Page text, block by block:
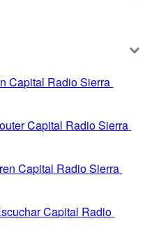
Capital Radio Sierra
Capital Radio Sierra
Capital Radio Sierra
Capital Radio